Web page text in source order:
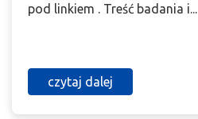
pod linkiem . Treść badania i...
czytaj dalej